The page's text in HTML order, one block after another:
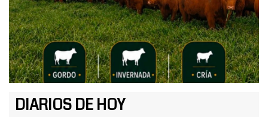
DIARIOS DE HOY